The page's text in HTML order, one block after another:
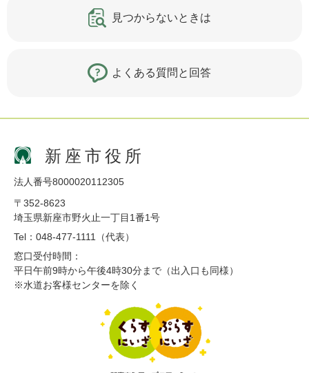
見つからないときは
よくある質問と回答
新座市役所
法人番号8000020112305
〒352-8623
埼玉県新座市野火止一丁目1番1号
Tel：048-477-1111（代表）
窓口受付時間：
平日午前9時から午後4時30分まで（出入口も同様）
※水道お客様センターを除く